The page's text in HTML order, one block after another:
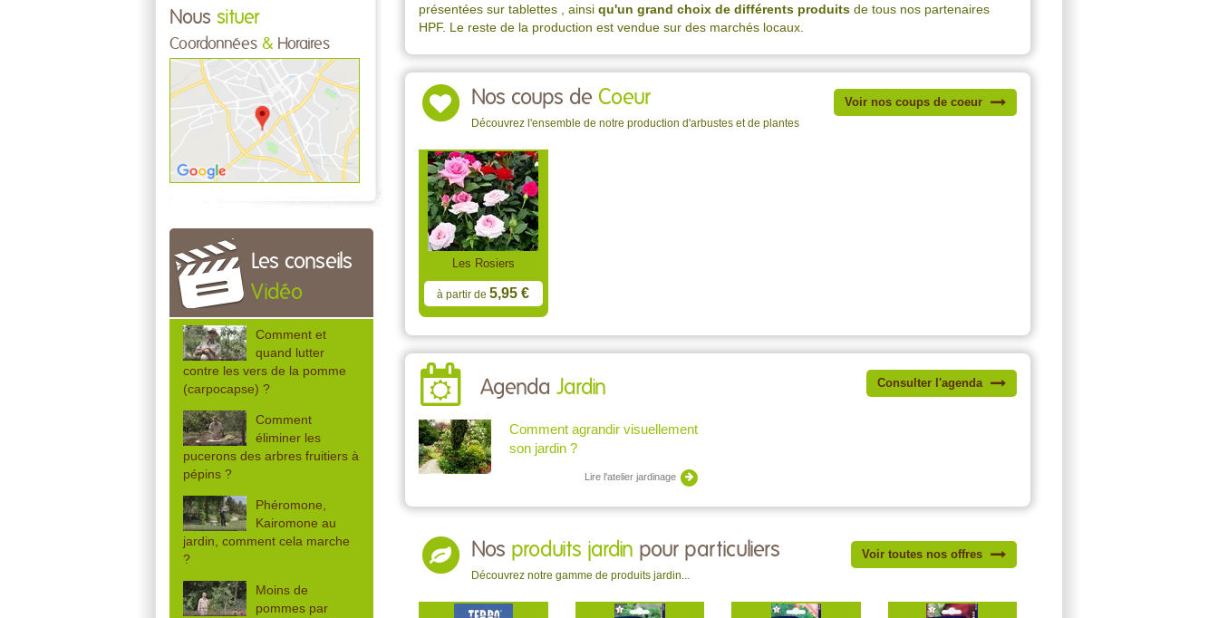
Nous situer
Coordonnées & Horaires
Les conseils
Vidéo
Comment et
quand lutter
contre les vers de la pomme
(carpocapse) ?
Comment
éliminer les
pucerons des arbres fruitiers à
pépins ?
Phéromone,
Kairomone au
jardin, comment cela marche
?
Moins de
pommes par
présentées sur tablettes , ainsi qu'un grand choix de différents produits de tous nos partenaires
HPF. Le reste de la production est vendue sur des marchés locaux.
Nos coups de Coeur
Découvrez l'ensemble de notre production d'arbustes et de plantes
Voir nos coups de coeur
Les Rosiers
à partir de5,95 €
Agenda Jardin Consulter l'agenda
Comment agrandir visuellement
son jardin ?
Lire l'atelier jardinage
Nos produits jardin pour particuliers
Découvrez notre gamme de produits jardin...
Voir toutes nos offres